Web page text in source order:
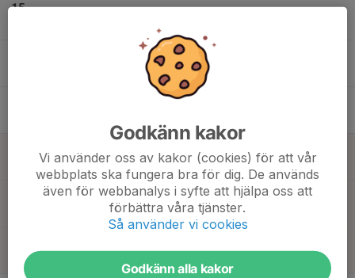
15
Sön
Godkänn kakor
Vi använder oss av kakor (cookies) för att vår
webbplats ska fungera bra för dig. De används
även för webbanalys i syfte att hjälpa oss att
förbättra våra tjänster.
Så använder vi cookies
Godkänn alla kakor